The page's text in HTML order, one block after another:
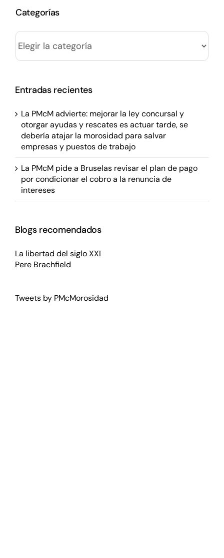
Categorías
Categorías
Entradas recientes
La PMcM advierte: mejorar la ley concursal y
otorgar ayudas y rescates es actuar tarde, se
debería atajar la morosidad para salvar
empresas y puestos de trabajo
La PMcM pide a Bruselas revisar el plan de pago
por condicionar el cobro a la renuncia de
intereses
Blogs recomendados
La libertad del siglo XXI
Pere Brachfield
Tweets by PMcMorosidad